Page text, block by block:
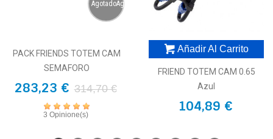
AgotadoAgotado
PACK FRIENDS TOTEM CAM
SEMAFORO
283,23 € 314,70 €
3 Opinione(s)
Añadir Al Carrito
FRIEND TOTEM CAM 0.65
Azul
104,89 €